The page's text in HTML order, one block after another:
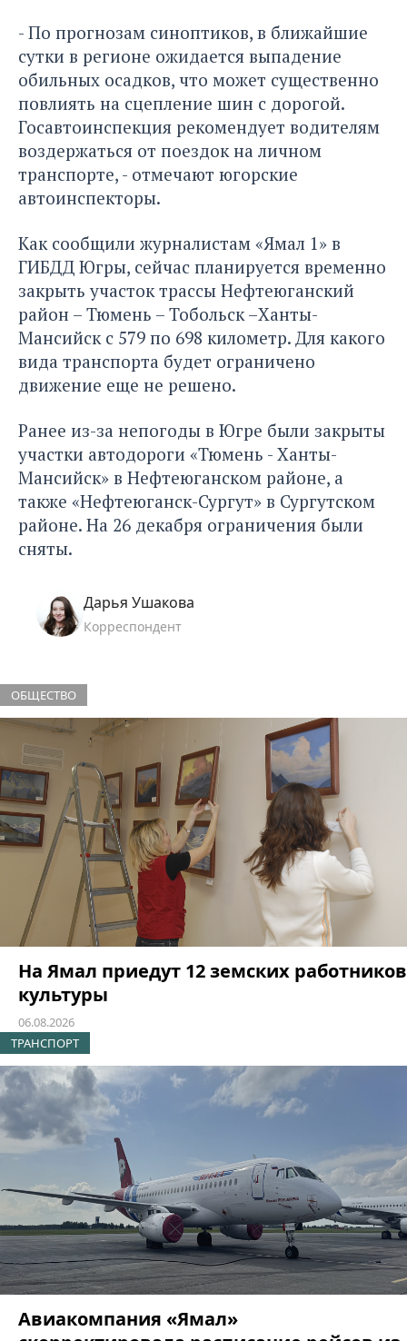
- По прогнозам синоптиков, в ближайшие
сутки в регионе ожидается выпадение
обильных осадков, что может существенно
повлиять на сцепление шин с дорогой.
Госавтоинспекция рекомендует водителям
воздержаться от поездок на личном
транспорте, - отмечают югорские
автоинспекторы.
Как сообщили журналистам «Ямал 1» в
ГИБДД Югры, сейчас планируется временно
закрыть участок трассы Нефтеюганский
район – Тюмень – Тобольск –Ханты-
Мансийск с 579 по 698 километр. Для какого
вида транспорта будет ограничено
движение еще не решено.
Ранее из-за непогоды в Югре были закрыты
участки автодороги «Тюмень - Ханты-
Мансийск» в Нефтеюганском районе, а
также «Нефтеюганск-Сургут» в Сургутском
районе. На 26 декабря ограничения были
сняты.
Дарья Ушакова
Корреспондент
ОБЩЕСТВО
На Ямал приедут 12 земских работников
культуры
06.08.2026
ТРАНСПОРТ
Авиакомпания «Ямал»